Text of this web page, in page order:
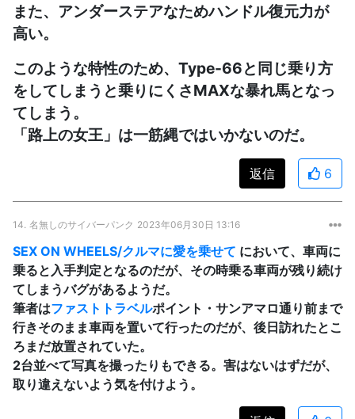
また、アンダーステアなためハンドル復元力が
高い。
このような特性のため、Type-66と同じ乗り方
をしてしまうと乗りにくさMAXな暴れ馬となっ
てしまう。
「路上の女王」は一筋縄ではいかないのだ。
返信 6
14. 名無しのサイバーパンク 2023年06月30日 13:16
SEX ON WHEELS/クルマに愛を乗せて において、車両に
乗ると入手判定となるのだが、その時乗る車両が残り続け
てしまうバグがあるようだ。
筆者はファストトラベルポイント・サンアマロ通り前まで
行きそのまま車両を置いて行ったのだが、後日訪れたとこ
ろまだ放置されていた。
2台並べて写真を撮ったりもできる。害はないはずだが、
取り違えないよう気を付けよう。